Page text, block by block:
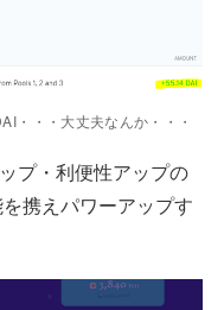
・・・大丈夫なんか・・・
プ・利便性アップの
携えパワーアップす